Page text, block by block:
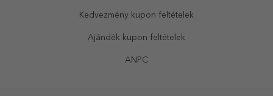
Kedvezmény kupon feltételek
Ajándék kupon feltételek
ANPC